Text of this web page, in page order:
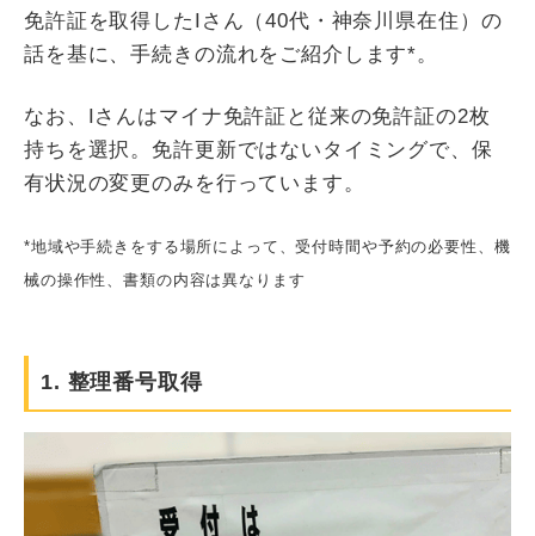
免許証を取得したIさん（40代・神奈川県在住）の
話を基に、手続きの流れをご紹介します*。
なお、Iさんはマイナ免許証と従来の免許証の2枚
持ちを選択。免許更新ではないタイミングで、保
有状況の変更のみを行っています。
*地域や手続きをする場所によって、受付時間や予約の必要性、機
械の操作性、書類の内容は異なります
1. 整理番号取得